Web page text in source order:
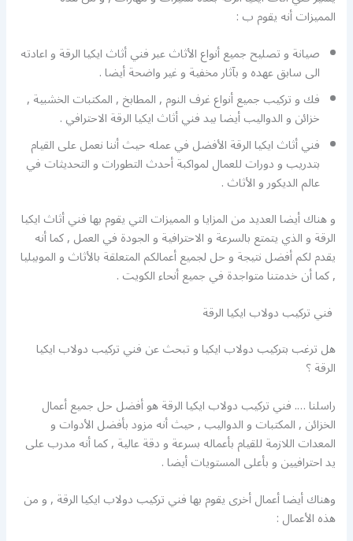
المميزات أنه يقوم ب :
صيانة و تصليح جميع أنواع الأثاث عبر فني أثاث ايكيا الرقة و اعادته
الى سابق عهده و بآثار مخفية و غير واضحة أيضا .
فك و تركيب جميع أنواع غرف النوم , المطابخ , المكتبات الخشبية ,
خزائن و الدواليب أيضا بيد فني أثاث ايكيا الرقة الاحترافي .
فني أثاث ايكيا الرقة الأفضل في عمله حيث أننا نعمل على القيام
بتدريب و دورات للعمال لمواكبة أحدث التطورات و التحديثات في
عالم الديكور و الأثاث .
و هناك أيضا العديد من المزايا و المميزات التي يقوم بها فني أثاث ايكيا
الرقة و الذي يتمتع بالسرعة و الاحترافية و الجودة في العمل , كما أنه
يقدم لكم أفضل نتيجة و حل لجميع أعمالكم المتعلقة بالأثاث و الموبيليا
, كما أن خدمتنا متواجدة في جميع أنحاء الكويت .
فني تركيب دولاب ايكيا الرقة
هل ترغب بتركيب دولاب ايكيا و تبحث عن فني تركيب دولاب ايكيا
الرقة ؟
راسلنا …. فني تركيب دولاب ايكيا الرقة هو أفضل حل جميع أعمال
الخزائن , المكتبات و الدواليب , حيث أنه مزود بأفضل الأدوات و
المعدات اللازمة للقيام بأعماله بسرعة و دقة عالية , كما أنه مدرب على
يد احترافيين و بأعلى المستويات أيضا .
وهناك أيضا أعمال أخرى يقوم بها فني تركيب دولاب ايكيا الرقة , و من
هذه الأعمال :